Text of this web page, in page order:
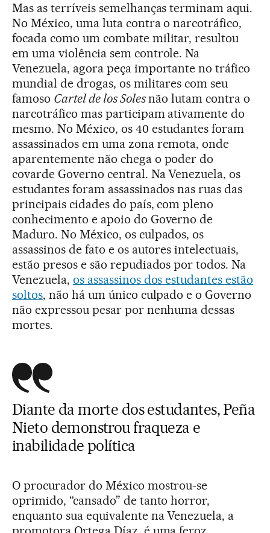
Mas as terríveis semelhanças terminam aqui.
No México, uma luta contra o narcotráfico,
focada como um combate militar, resultou
em uma violência sem controle. Na
Venezuela, agora peça importante no tráfico
mundial de drogas, os militares com seu
famoso Cartel de los Solesnão lutam contra o
narcotráfico mas participam ativamente do
mesmo. No México, os 40 estudantes foram
assassinados em uma zona remota, onde
aparentemente não chega o poder do
covarde Governo central. Na Venezuela, os
estudantes foram assassinados nas ruas das
principais cidades do país, com pleno
conhecimento e apoio do Governo de
Maduro. No México, os culpados, os
assassinos de fato e os autores intelectuais,
estão presos e são repudiados por todos. Na
Venezuela, os assassinos dos estudantes estão
soltos, não há um único culpado e o Governo
não expressou pesar por nenhuma dessas
mortes.
Diante da morte dos estudantes, Peña
Nieto demonstrou fraqueza e
inabilidade política
O procurador do México mostrou-se
oprimido, “cansado” de tanto horror,
enquanto sua equivalente na Venezuela, a